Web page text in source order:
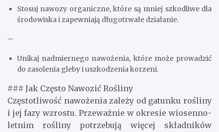
Stosuj nawozy organiczne, które są mniej szkodliwe dla
środowiska i zapewniają długotrwałe działanie.
–
Unikaj nadmiernego nawożenia, które może prowadzić
do zasolenia gleby i uszkodzenia korzeni.
### Jak Często Nawozić Rośliny
Częstotliwość nawożenia zależy od gatunku rośliny
i jej fazy wzrostu. Przeważnie w okresie wiosenno-
letnim rośliny potrzebują więcej składników